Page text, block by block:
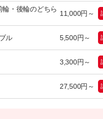
輪・後輪のどちら
11,000円～
ル 5,500円～
3,300円～
27,500円～